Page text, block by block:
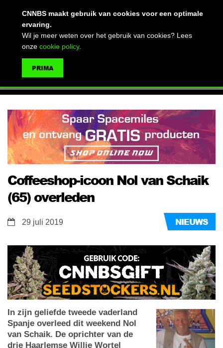
Coffeeshop-icoon Nol van Schaik
(65) overleden
NIEUWS
29 juli 2019
In zijn geliefde tweede vaderland
Spanje overleed dit weekend Nol
van Schaik. De oprichter van de
drie Haarlemse Willie Wortel
CNNBS maakt gebruik van cookies voor een optimale
ervaring.
Wil je meer weten over het gebruik van cookies? Lees
onze cookie policy.
PRIMA